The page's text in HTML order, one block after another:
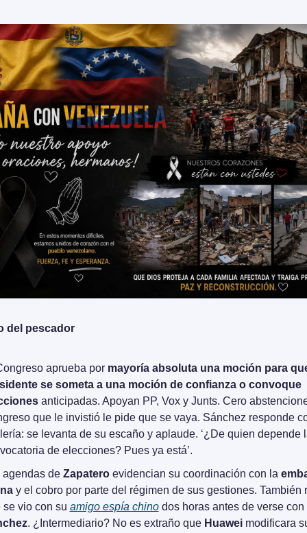
del pescador
aprueba por mayoría absoluta una moción para
se someta a una moción de confianza o convoque
anticipadas. Apoyan PP, Vox y Junts. Cero
que le invistió le pide que se vaya. Sánchez responde
se levanta de su escaño y aplaude. ‘¿De quien depende
de elecciones? Pues ya está’.
agendas de Zapatero evidencian su coordinación con la
y el cobro por parte del régimen de sus gestiones. También
se vio con su amigo espía chino
. ¿Intermediario? No es extraño que Huawei modificara